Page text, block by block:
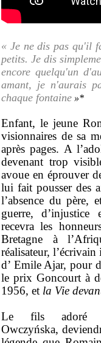
« Je ne dis pas qu'il
petits. Je dis
encore quelqu'un
amant, je n'aurais
chaque fontaine »*
Enfant, le jeune
visionnaires de sa
après pages. A
devenant trop
avoue en éprouver
lui fait pousser des
l’absence du père,
guerre, d’injustice
recevra les
Bretagne à
réalisateur,
d’ Emile Ajar, pour
le prix Goncourt à
1956, et la Vie
Le fils adoré
Owczyńska,